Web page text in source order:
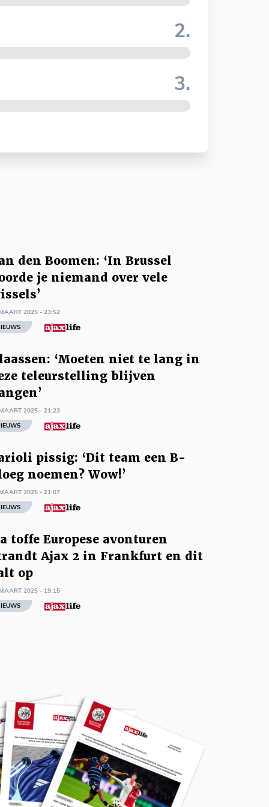
2.
3.
den Boomen: ‘In Brussel
je niemand over vele
2025 - 23:52
‘Moeten niet te lang in
teleurstelling blijven
2025 - 21:23
pissig: ‘Dit team een B-
noemen? Wow!’
2025 - 21:07
toffe Europese avonturen
Ajax 2 in Frankfurt en dit
op
2025 - 19:15